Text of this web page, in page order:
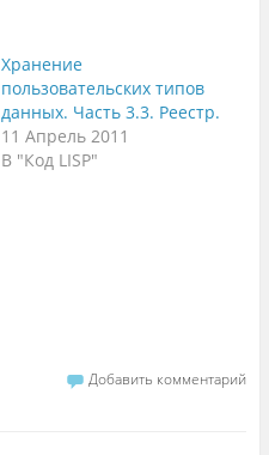
Хранение
пользовательских типов
данных. Часть 3.3. Реестр.
11 Апрель 2011
В "Код LISP"
Добавить комментарий